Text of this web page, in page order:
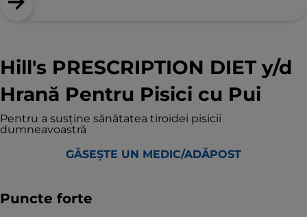
Hill's PRESCRIPTION DIET y/d
Hrană Pentru Pisici cu Pui
Pentru a susține sănătatea tiroidei pisicii
dumneavoastră
GĂSEȘTE UN MEDIC/ADĂPOST
Puncte forte